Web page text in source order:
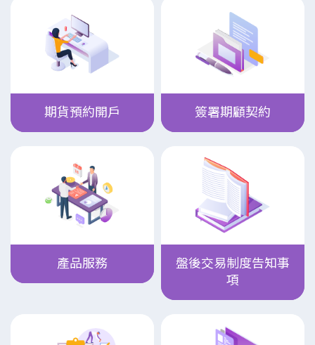
期貨預約開戶 簽署期顧契約
產品服務
盤後交易制度告知事
項